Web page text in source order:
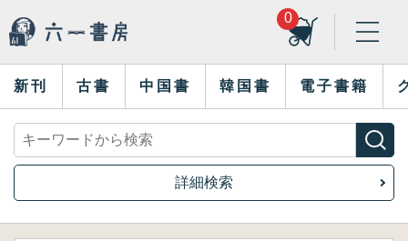
0
新刊 古書 中国書 韓国書 電子書籍
詳細検索